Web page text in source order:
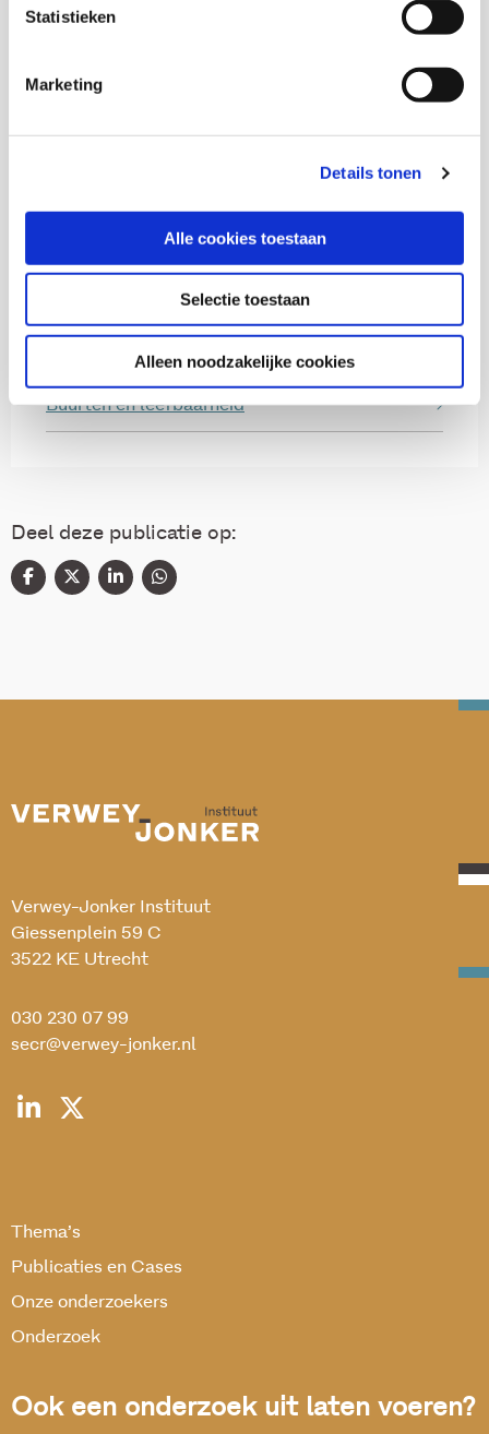
Statistieken
Marketing
Details tonen
Alle cookies toestaan
Selectie toestaan
Alleen noodzakelijke cookies
S. Hakvoort
Buurten en leefbaarheid
Deel deze publicatie op:
Verwey-Jonker Instituut
Giessenplein 59 C
3522 KE Utrecht
030 230 07 99
secr@verwey-jonker.nl
Thema’s
Publicaties en Cases
Onze onderzoekers
Onderzoek
Ook een onderzoek uit laten voeren?